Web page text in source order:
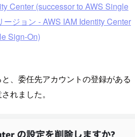
Center (successor to AWS Single
ジョン - AWS IAM Identity Center
Sign-On)
、委任先アカウントの登録がある
れました。